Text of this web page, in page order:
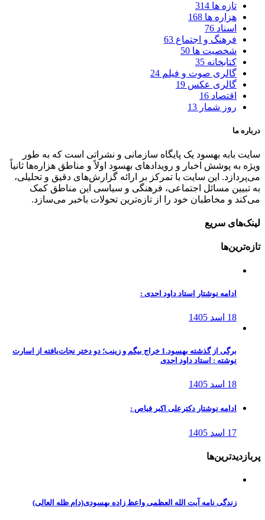
تازه ها 314
هزاره ها 168
اسناد 76
فرهنگ و اجتماع 63
شخصیت ها 50
کتابخانه 35
گالری صوت و فیلم 24
گالری عکس 19
اقتصاد 16
روز شمار 13
درباره ما
سایت بابه بهسود یک پایگاه سازمانی و نشراتی است که به طور
ویژه به پوشش اخبار و رویدادهای بهسود اولاً و مناطق هزاره‌ها ثانیاً
می‌پردازد. این سایت با تمرکز بر ارائه گزارش‌های دقیق و تحلیلی،
به تبیین مسائل اجتماعی، فرهنگی و سیاسی این مناطق کمک
می‌کند و مخاطبان خود را از تازه‌ترین تحولات باخبر می‌سازد.
لینک‌های سریع
تازه‌ترین‌ها
ادامه نوشتار استاد داود احدی :
18 اسد 1405
برگی از گذشته بهسود.1 خراج بیگم و زینب؛ دو دختر نجات‌یافته از اسارت
نوشته : استاد داود احدی
18 اسد 1405
ادامه نوشتار دکترعلی اکبر فیاص :
17 اسد 1405
پربازدیدترین‌ها
زندگی نامه آیت الله العظمی واعظ زاده بهسودی(دام ظله العالی)